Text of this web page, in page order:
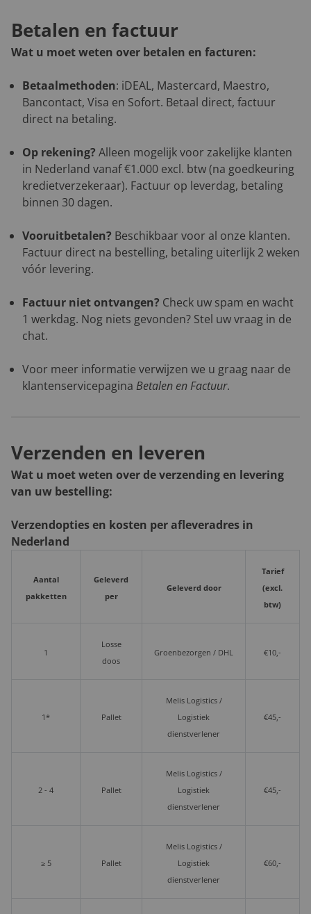
Betalen en factuur
Wat u moet weten over betalen en facturen:
Betaalmethoden: iDEAL, Mastercard, Maestro,
Bancontact, Visa en Sofort. Betaal direct, factuur
direct na betaling.
Op rekening? Alleen mogelijk voor zakelijke klanten
in Nederland vanaf €1.000 excl. btw (na goedkeuring
kredietverzekeraar). Factuur op leverdag, betaling
binnen 30 dagen.
Vooruitbetalen? Beschikbaar voor al onze klanten.
Factuur direct na bestelling, betaling uiterlijk 2 weken
vóór levering.
Factuur niet ontvangen? Check uw spam en wacht
1 werkdag. Nog niets gevonden? Stel uw vraag in de
chat.
Voor meer informatie verwijzen we u graag naar de
klantenservicepagina Betalen en Factuur.
Verzenden en leveren
Wat u moet weten over de verzending en levering
van uw bestelling:
Verzendopties en kosten per afleveradres in
Nederland
Aantal
pakketten
Geleverd
per
Geleverd door
Tarief
(excl.
btw)
1
Losse
doos
Groenbezorgen / DHL €10,-
1* Pallet
Melis Logistics /
Logistiek
dienstverlener
€45,-
2 - 4 Pallet
Melis Logistics /
Logistiek
dienstverlener
€45,-
≥ 5 Pallet
Melis Logistics /
Logistiek
dienstverlener
€60,-